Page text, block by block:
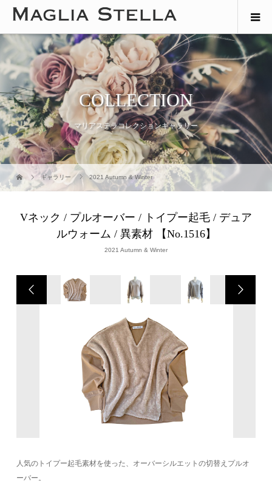
COLLECTION
マリアステラコレクションギャラリー
ギャラリー 2021 Autumn & Winter
Vネック / プルオーバー / トイプー起毛 / デュア
ルウォーム / 異素材 【No.1516】
2021 Autumn & Winter
人気のトイプー起毛素材を使った、オーバーシルエットの切替えプルオ
ーバー。